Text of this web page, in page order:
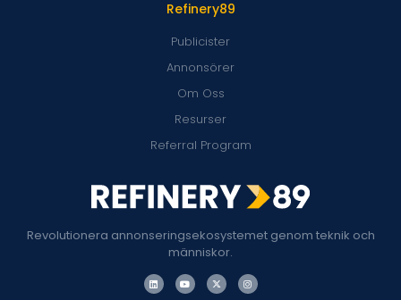
Revolutionera annonseringsekosystemet genom teknik och
människor.
Refinery89
Publicister
Annonsörer
Om Oss
Resurser
Referral Program